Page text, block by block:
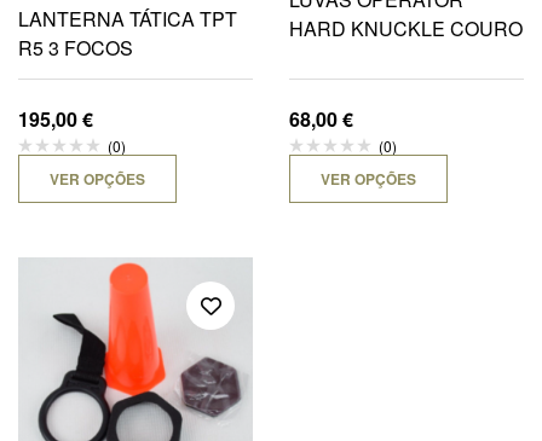
LANTERNA TÁTICA TPT
R5 3 FOCOS
195,00€
(0)
VER OPÇÕES
HARD KNUCKLE COURO
68,00€
(0)
VER OPÇÕES